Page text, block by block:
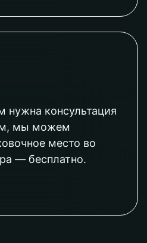
нужна консультация
мы можем
место во
— бесплатно.